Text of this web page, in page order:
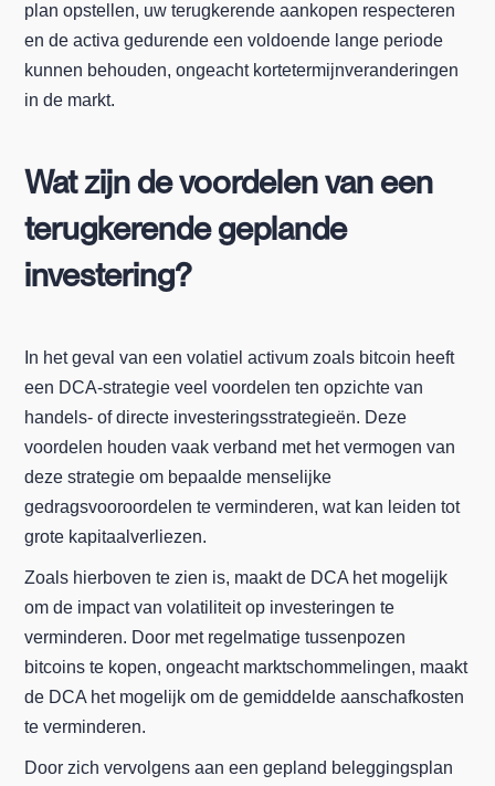
plan opstellen, uw terugkerende aankopen respecteren
en de activa gedurende een voldoende lange periode
kunnen behouden, ongeacht kortetermijnveranderingen
in de markt.
Wat zijn de voordelen van een
terugkerende geplande
investering?
In het geval van een volatiel activum zoals bitcoin heeft
een DCA-strategie veel voordelen ten opzichte van
handels- of directe investeringsstrategieën. Deze
voordelen houden vaak verband met het vermogen van
deze strategie om bepaalde menselijke
gedragsvooroordelen te verminderen, wat kan leiden tot
grote kapitaalverliezen.
Zoals hierboven te zien is, maakt de DCA het mogelijk
om de impact van volatiliteit op investeringen te
verminderen. Door met regelmatige tussenpozen
bitcoins te kopen, ongeacht marktschommelingen, maakt
de DCA het mogelijk om de gemiddelde aanschafkosten
te verminderen.
Door zich vervolgens aan een gepland beleggingsplan